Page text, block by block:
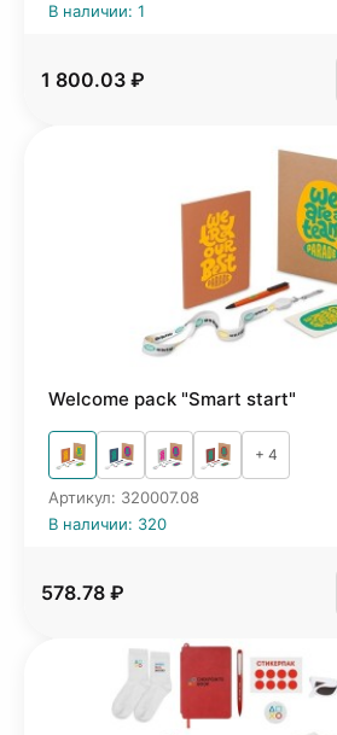
В наличии: 1
1 800.03 ₽
Welcome pack "Smart start"
+ 4
Артикул: 320007.08
В наличии: 320
578.78 ₽